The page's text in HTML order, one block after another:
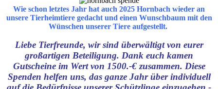
Wie schon letztes Jahr hat auch 2025 Hornbach wieder an
unsere Tierheimtiere gedacht und einen Wunschbaum mit den
Wünschen unserer Tiere aufgestellt.
Liebe Tierfreunde, wir sind überwältigt von eurer
großartigen Beteiligung. Dank euch kamen
Gutscheine im Wert von 1500.-€ zusammen. Diese
Spenden helfen uns, das ganze Jahr über individuell